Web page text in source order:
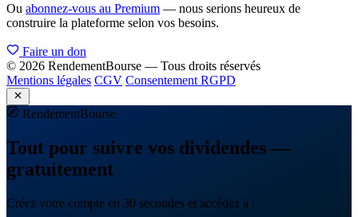
Ou abonnez-vous au Premium — nous serions heureux de
construire la plateforme selon vos besoins.
Faire un don
© 2026 RendementBourse — Tous droits réservés
Mentions légales CGV Consentement RGPD
RendementBourse
Tout pour suivre vos dividendes —
gratuitement
Créez votre compte en 30 secondes et accédez à :